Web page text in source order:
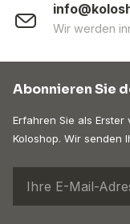
Wir werden
Abonnieren Sie
Erfahren Sie als
Koloshop. Wir senden